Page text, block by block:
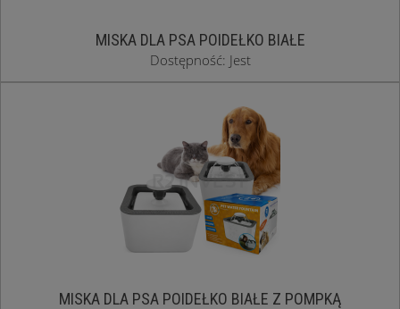
MISKA DLA PSA POIDEŁKO BIAŁE
Dostępność: Jest
MISKA DLA PSA POIDEŁKO BIAŁE Z POMPKĄ